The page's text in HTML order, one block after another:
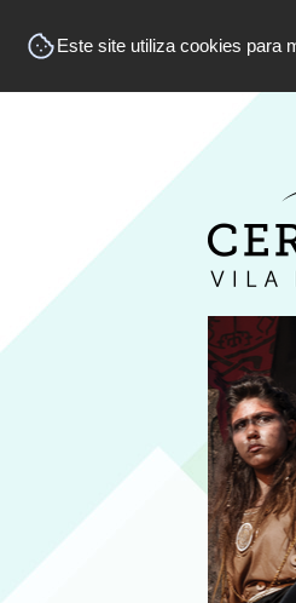
Este site utiliza cookies para